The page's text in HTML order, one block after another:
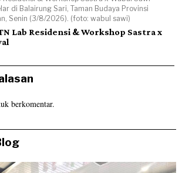
di Balairung Sari, Taman Budaya Provinsi
Senin (3/8/2026). (foto: wabul sawi)
Lab Residensi & Workshop Sastra x
berkomentar.